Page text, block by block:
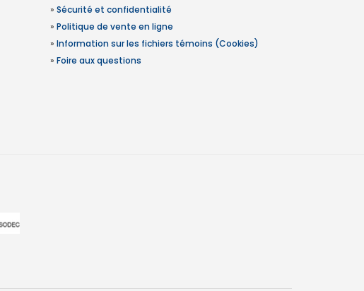
» Sécurité et confidentialité
» Politique de vente en ligne
» Information sur les fichiers témoins (Cookies)
» Foire aux questions